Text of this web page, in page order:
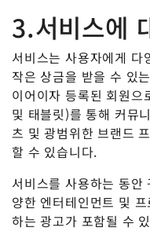
3.서비스에
서비스는 사용자에게 다
작은 상금을 받을 수 있
이어이자 등록된 회원
및 태블릿)를 통해 커뮤
츠 및 광범위한 브랜드
할 수 있습니다.
서비스를 사용하는 동안
양한 엔터테인먼트 및
하는 광고가 포함될 수